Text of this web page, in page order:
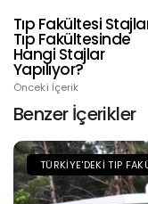
Tıp Fakültesi
Tıp Fakültesinde
Hangi Stajlar
Yapılıyor?
Önceki İçerik
Benzer İçerikler
TÜRKIYE'DEKI TIP